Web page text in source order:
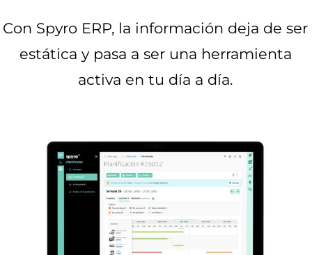
Con Spyro ERP, la información deja de ser
estática y pasa a ser una herramienta
activa en tu día a día.